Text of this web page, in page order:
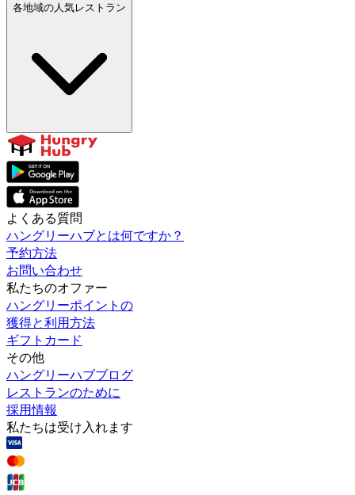
各地域の人気レストラン
よくある質問
ハングリーハブとは何ですか？
予約方法
お問い合わせ
私たちのオファー
ハングリーポイントの
獲得と利用方法
ギフトカード
その他
ハングリーハブブログ
レストランのために
採用情報
私たちは受け入れます